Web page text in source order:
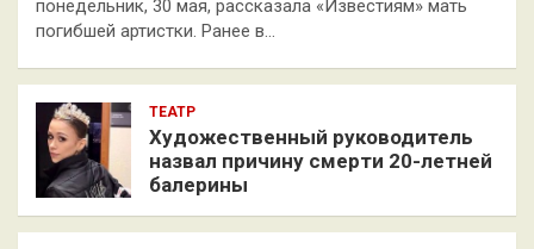
понедельник, 30 мая, рассказала «Известиям» мать
погибшей артистки. Ранее в…
ТЕАТР
Художественный руководитель
назвал причину смерти 20-летней
балерины